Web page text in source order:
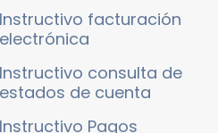
Instructivo facturación
electrónica
Instructivo consulta de
estados de cuenta
Instructivo Pagos